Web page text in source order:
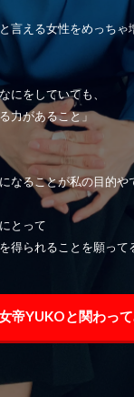
言える女性をめっち
にをしていても、
力があること」
なることが私の目的や
とって
得られることを願って
帝YUKOと関わっ